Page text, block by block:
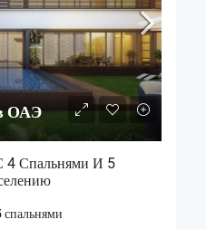
ОАЭ
4 Спальнями И 5